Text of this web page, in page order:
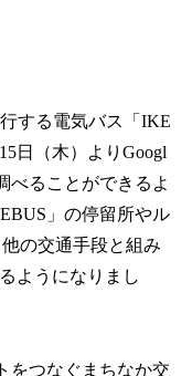
する電気バス「IKE
日（木）よりGoogl
べることができるよ
」の停留所やル
の交通手段と組み
ようになりまし
をつなぐまちなか交